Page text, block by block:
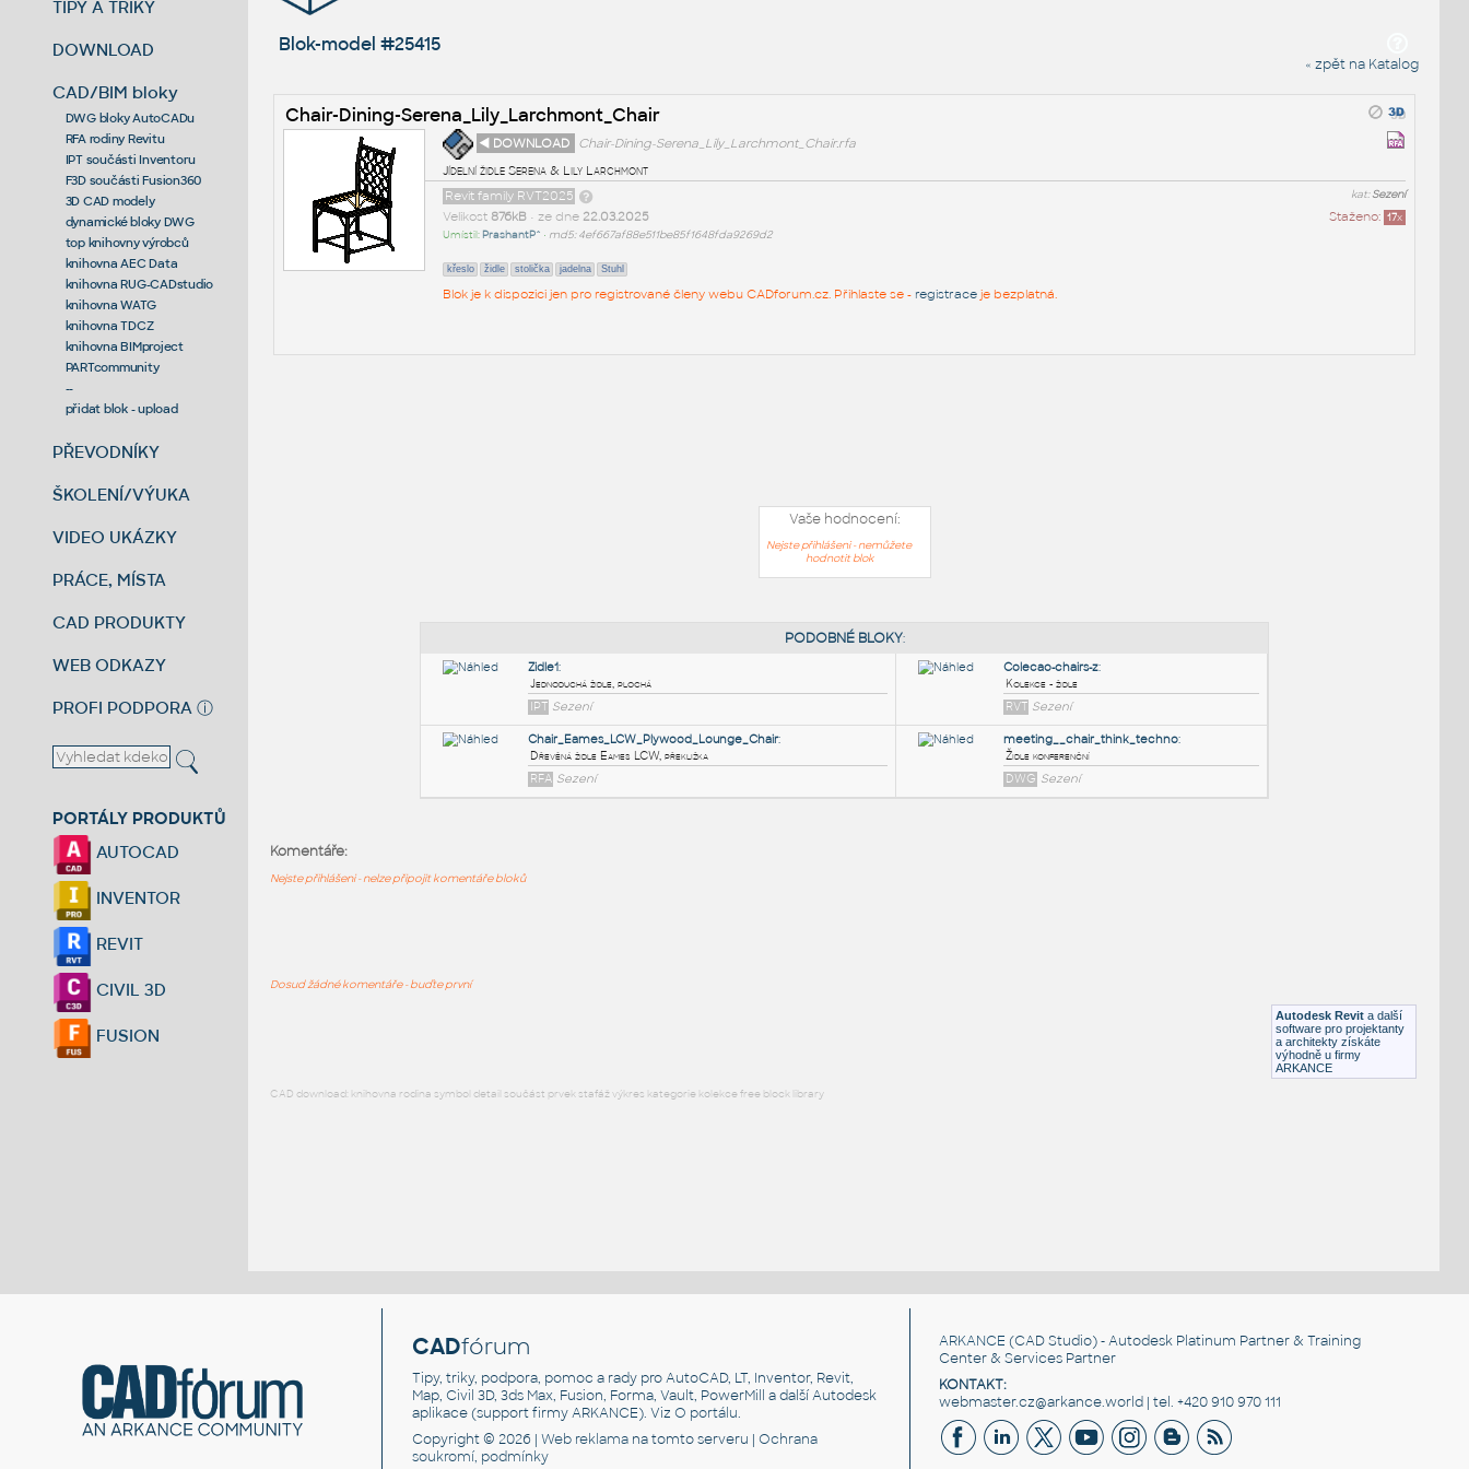
TIPY A TRIKY
DOWNLOAD
CAD/BIM bloky
DWG bloky AutoCADu
RFA rodiny Revitu
IPT součásti Inventoru
F3D součásti Fusion360
3D CAD modely
dynamické bloky DWG
top knihovny výrobců
knihovna AEC Data
knihovna RUG-CADstudio
knihovna WATG
knihovna TDCZ
knihovna BIMproject
PARTcommunity
--
přidat blok - upload
PŘEVODNÍKY
ŠKOLENÍ/VÝUKA
VIDEO UKÁZKY
PRÁCE, MÍSTA
CAD PRODUKTY
WEB ODKAZY
PROFI PODPORA ⓘ
PORTÁLY PRODUKTŮ
AUTOCAD
INVENTOR
REVIT
CIVIL 3D
FUSION
Blok-model #25415
« zpět na Katalog
Chair-Dining-Serena_Lily_Larchmont_Chair
◄ DOWNLOAD
Chair-Dining-Serena_Lily_Larchmont_Chair.rfa
Jídelní židle Serena & Lily Larchmont
kat:Sezení
Revit family RVT2025
Staženo: 17x
Velikost 876kB• ze dne 22.03.2025
Umístil: PrashantP^ • md5: 4ef667af88e511be85f1648fda9269d2
křeslo židle stolička jadelna Stuhl
Blok je k dispozici jen pro registrované členy webu CADforum.cz. Přihlaste se - registraceje bezplatná.
Vaše hodnocení:
Nejste přihlášeni - nemůžete
hodnotit blok
Autodesk Revit a další
software pro projektanty
a architekty získáte
výhodně u firmy
ARKANCE
Komentáře:
Nejste přihlášeni - nelze připojit komentáře bloků
Dosud žádné komentáře - buďte první
CAD download: knihovna rodina symbol detail součást prvek stafáž výkres kategorie kolekce free block library
CADfórum
Tipy, triky, podpora, pomoc a rady pro AutoCAD, LT, Inventor, Revit,
Map, Civil 3D, 3ds Max, Fusion, Forma, Vault, PowerMill a další Autodesk
aplikace (support firmy ARKANCE). VizO portálu.
Copyright © 2026 |Web reklama na tomto serveru |Ochrana
soukromí, podmínky
ARKANCE (CAD Studio) - Autodesk Platinum Partner & Training
Center & Services Partner
KONTAKT:
webmaster.cz@arkance.world | tel. +420 910 970 111